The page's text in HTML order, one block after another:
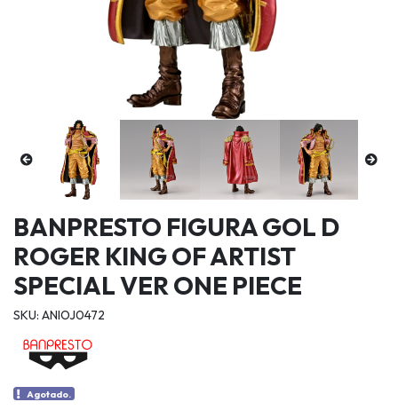
BANPRESTO FIGURA GOL D
ROGER KING OF ARTIST
SPECIAL VER ONE PIECE
SKU: ANIOJ0472
Agotado.